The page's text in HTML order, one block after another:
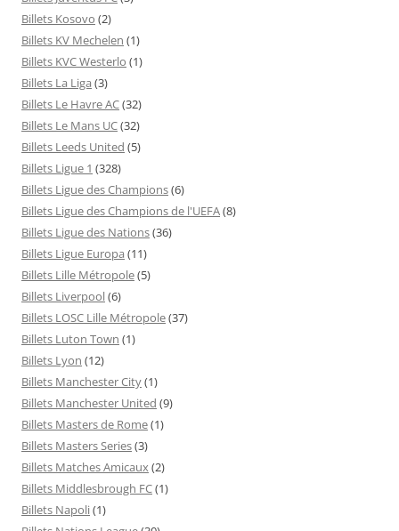
Billets Kosovo (2)
Billets KV Mechelen (1)
Billets KVC Westerlo (1)
Billets La Liga (3)
Billets Le Havre AC(32)
Billets Le Mans UC(32)
Billets Leeds United (5)
Billets Ligue 1 (328)
Billets Ligue des Champions(6)
Billets Ligue des Champions de l'UEFA(8)
Billets Ligue des Nations(36)
Billets Ligue Europa (11)
Billets Lille Métropole(5)
Billets Liverpool(6)
Billets LOSC Lille Métropole(37)
Billets Luton Town (1)
Billets Lyon (12)
Billets Manchester City(1)
Billets Manchester United (9)
Billets Masters de Rome(1)
Billets Masters Series(3)
Billets Matches Amicaux(2)
Billets Middlesbrough FC(1)
Billets Napoli(1)